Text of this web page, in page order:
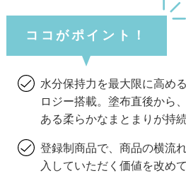
ココがポイント！
水分保持力を最大限に高め
ロジー搭載。塗布直後から
ある柔らかなまとまりが持続
登録制商品で、商品の横流
入していただく価値を改め